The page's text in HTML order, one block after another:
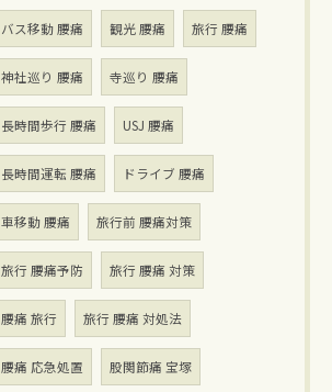
バス移動 腰痛 観光 腰痛 旅行 腰痛
神社巡り 腰痛 寺巡り 腰痛
長時間歩行 腰痛 USJ 腰痛
長時間運転 腰痛 ドライブ 腰痛
車移動 腰痛 旅行前 腰痛対策
旅行 腰痛予防 旅行 腰痛 対策
腰痛 旅行 旅行 腰痛 対処法
腰痛 応急処置 股関節痛 宝塚